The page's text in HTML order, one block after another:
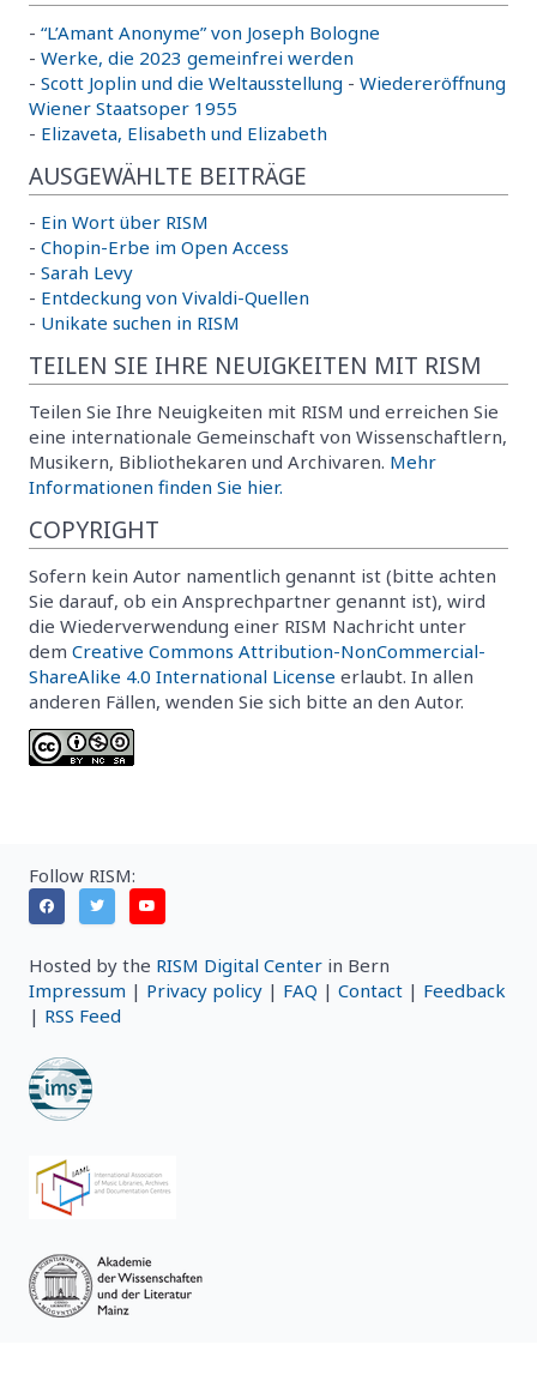
- “L’Amant Anonyme” von Joseph Bologne
- Werke, die 2023 gemeinfrei werden
- Scott Joplin und die Weltausstellung - Wiedereröffnung
Wiener Staatsoper 1955
- Elizaveta, Elisabeth und Elizabeth
AUSGEWÄHLTE BEITRÄGE
- Ein Wort über RISM
- Chopin-Erbe im Open Access
- Sarah Levy
- Entdeckung von Vivaldi-Quellen
- Unikate suchen in RISM
TEILEN SIE IHRE NEUIGKEITEN MIT RISM
Teilen Sie Ihre Neuigkeiten mit RISM und erreichen Sie
eine internationale Gemeinschaft von Wissenschaftlern,
Musikern, Bibliothekaren und Archivaren. Mehr
Informationen finden Sie hier.
COPYRIGHT
Sofern kein Autor namentlich genannt ist (bitte achten
Sie darauf, ob ein Ansprechpartner genannt ist), wird
die Wiederverwendung einer RISM Nachricht unter
dem Creative Commons Attribution-NonCommercial-
ShareAlike 4.0 International License erlaubt. In allen
anderen Fällen, wenden Sie sich bitte an den Autor.
Follow RISM:
Hosted by the RISM Digital Center in Bern
Impressum | Privacy policy | FAQ | Contact | Feedback
| RSS Feed